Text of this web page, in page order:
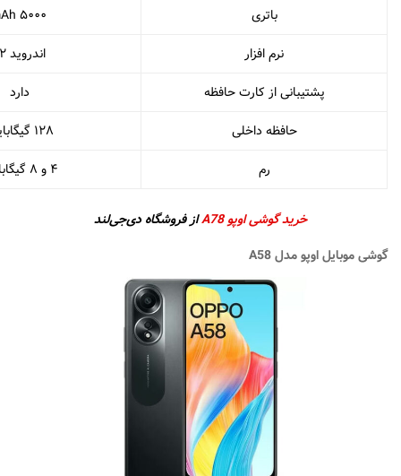
باتری
نرم افزار
اندروید ۱۲
پشتیبانی از کارت حافظه
دارد
حافظه داخلی
۱۲۸ گیگابایت
رم
۴ و ۸ گیگابایت
خرید گوشی اوپو A78
از فروشگاه دی‌جی‌لند
گوشی موبایل اوپو مدل A58